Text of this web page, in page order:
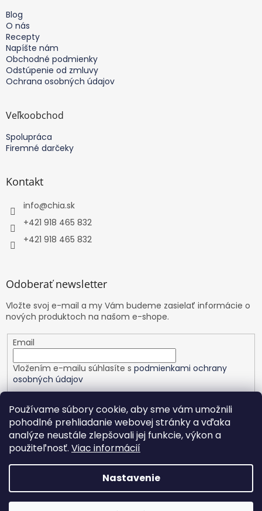
Používame súbory cookie, aby sme vám umožnili
pohodlné prehliadanie webovej stránky a vďaka
analýze neustále zlepšovali jej funkcie, výkon a
použiteľnosť. Viac informácií
Nastavenie
Blog
O nás
Recepty
Napíšte nám
Obchodné podmienky
Odstúpenie od zmluvy
Ochrana osobných údajov
Veľkoobchod
Spolupráca
Firemné darčeky
Kontakt
info@chia.sk
+421 918 465 832
+421 918 465 832
Odoberať newsletter
Vložte svoj e-mail a my Vám budeme zasielať informácie o
nových produktoch na našom e-shope.
Email
Vložením e-mailu súhlasíte s podmienkami ochrany
osobných údajov
PRIHLÁSIŤ SA
Copyright 2026Healthy planet. Všetky práva vyhradené.
Upraviť nastavenie cookiesNastavenie | Úprava | Custom